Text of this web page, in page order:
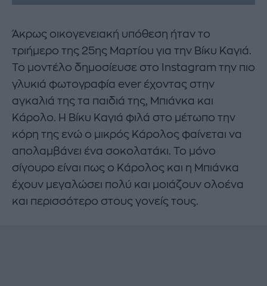
Άκρως οικογενειακή υπόθεση ήταν το
τριήμερο της 25ης Μαρτίου για την Βίκυ Καγιά.
Το μοντέλο δημοσίευσε στο Instagram την πιο
γλυκιά φωτογραφία ever έχοντας στην
αγκαλιά της τα παιδιά της, Μπιάνκα και
Κάρολο. Η Βίκυ Καγιά φιλά στο μέτωπο την
κόρη της ενώ ο μικρός Κάρολος φαίνεται να
απολαμβάνει ένα σοκολατάκι. Το μόνο
σίγουρο είναι πως ο Κάρολος και η Μπιάνκα
έχουν μεγαλώσει πολύ και μοιάζουν ολοένα
και περισσότερο στους γονείς τους.